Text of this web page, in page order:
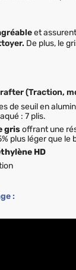
et
De plus, le
(Traction,
de seuil en
: 7 plis.
grisoffrant une
plus léger que
HD
: